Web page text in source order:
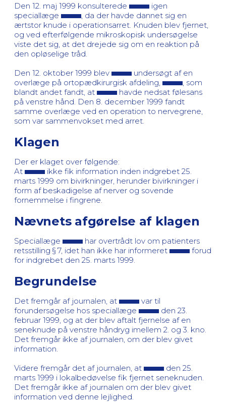
Den 12. maj 1999 konsulterede
igen
speciallæge
, da der havde dannet sig en
ærtstor knude i operationsarret. Knuden blev fjernet,
og ved efterfølgende mikroskopisk undersøgelse
viste det sig, at det drejede sig om en reaktion på
den opløselige tråd.
Den 12. oktober 1999 blev
undersøgt af en
overlæge på ortopædkirurgisk afdeling,
, som
blandt andet fandt, at
havde nedsat følesans
på venstre hånd. Den 8. december 1999 fandt
samme overlæge ved en operation to nervegrene,
som var sammenvokset med arret.
Klagen
Der er klaget over følgende:
At
ikke fik information inden indgrebet 25.
marts 1999 om bivirkninger, herunder bivirkninger i
form af beskadigelse af nerver og sovende
fornemmelse i fingrene.
Nævnets afgørelse af klagen
Speciallæge
har overtrådt lov om patienters
retsstilling § 7, idet han ikke har informeret
forud
for indgrebet den 25. marts 1999.
Begrundelse
Det fremgår af journalen, at
var til
forundersøgelse hos speciallæge
den 23.
februar 1999, og at der blev aftalt fjernelse af en
seneknude på venstre håndryg imellem 2. og 3. kno.
Det fremgår ikke af journalen, om der blev givet
information.
Videre fremgår det af journalen, at
den 25.
marts 1999 i lokalbedøvelse fik fjernet seneknuden.
Det fremgår ikke af journalen om der blev givet
information ved denne lejlighed.